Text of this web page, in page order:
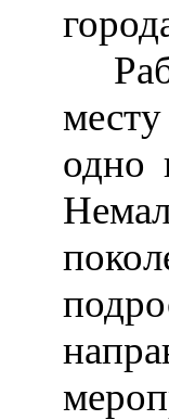
одно